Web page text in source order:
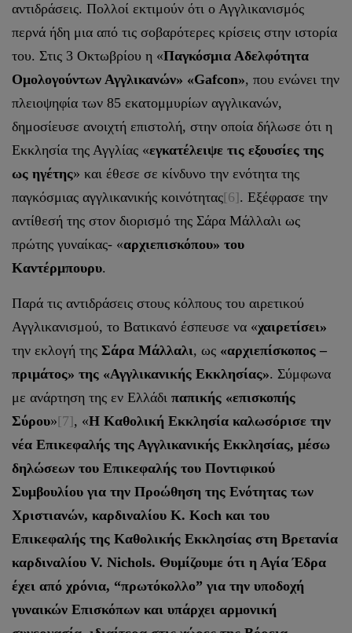
αντιδράσεις. Πολλοί εκτιμούν ότι ο Αγγλικανισμός
περνά ήδη μια από τις σοβαρότερες κρίσεις στην ιστορία
του. Στις 3 Οκτωβρίου η «Παγκόσμια Αδελφότητα
Ομολογούντων Αγγλικανών» «Gafcon», που ενώνει την
πλειοψηφία των 85 εκατομμυρίων αγγλικανών,
δημοσίευσε ανοιχτή επιστολή, στην οποία δήλωσε ότι η
Εκκλησία της Αγγλίας «εγκατέλειψε τις εξουσίες της
ως ηγέτης» και έθεσε σε κίνδυνο την ενότητα της
παγκόσμιας αγγλικανικής κοινότητας[6]. Εξέφρασε την
αντίθεσή της στον διορισμό της Σάρα Μάλλαλι ως
πρώτης γυναίκας- «αρχιεπισκόπου» του
Καντέρμπουρυ.
Παρά τις αντιδράσεις στους κόλπους του αιρετικού
Αγγλικανισμού, το Βατικανό έσπευσε να «χαιρετίσει»
την εκλογή της Σάρα Μάλλαλι, ως «αρχιεπίσκοπος –
πριμάτος» της «Αγγλικανικής Εκκλησίας». Σύμφωνα
με ανάρτηση της εν Ελλάδι παπικής «επισκοπής
Σύρου»[7], «Η Καθολική Εκκλησία καλωσόρισε την
νέα Επικεφαλής της Αγγλικανικής Εκκλησίας, μέσω
δηλώσεων του Επικεφαλής του Ποντιφικού
Συμβουλίου για την Προώθηση της Ενότητας των
Χριστιανών, καρδιναλίου K. Koch και του
Επικεφαλής της Καθολικής Εκκλησίας στη Βρετανία
καρδιναλίου V. Nichols. Θυμίζουμε ότι η Αγία Έδρα
έχει από χρόνια, “πρωτόκολλο” για την υποδοχή
γυναικών Επισκόπων και υπάρχει αρμονική